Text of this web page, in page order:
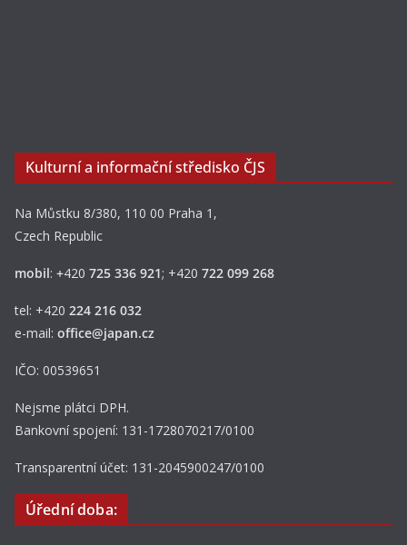
Kulturní a informační středisko ČJS
Na Můstku 8/380, 110 00 Praha 1,
Czech Republic
mobil: +420 725 336 921; +420 722 099 268
tel: +420 224 216 032
e-mail: office@japan.cz
IČO: 00539651
Nejsme plátci DPH.
Bankovní spojení: 131-1728070217/0100
Transparentní účet: 131-2045900247/0100
Úřední doba: